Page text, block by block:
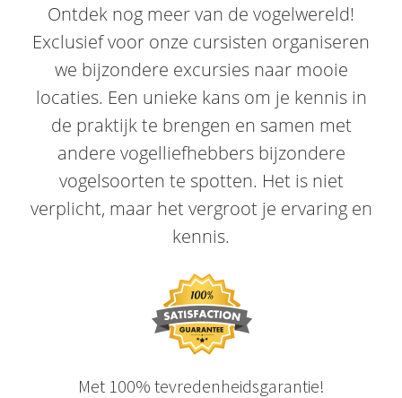
Ontdek nog meer van de vogelwereld!
Exclusief voor onze cursisten organiseren
we bijzondere excursies naar mooie
locaties. Een unieke kans om je kennis in
de praktijk te brengen en samen met
andere vogelliefhebbers bijzondere
vogelsoorten te spotten. Het is niet
verplicht, maar het vergroot je ervaring en
kennis.
Met 100% tevredenheidsgarantie!